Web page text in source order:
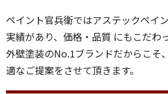
北九州本社 アクセスマップ